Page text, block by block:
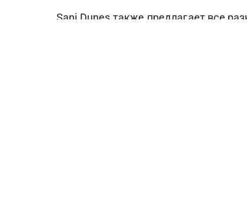
Sani Dunes также предлагает все